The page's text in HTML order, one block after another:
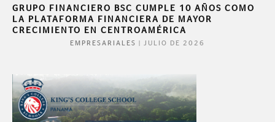
GRUPO FINANCIERO BSC CUMPLE 10 AÑOS COMO
LA PLATAFORMA FINANCIERA DE MAYOR
CRECIMIENTO EN CENTROAMÉRICA
EMPRESARIALES JULIO DE 2026